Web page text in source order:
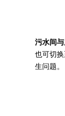
污水间
也可切
生问题。